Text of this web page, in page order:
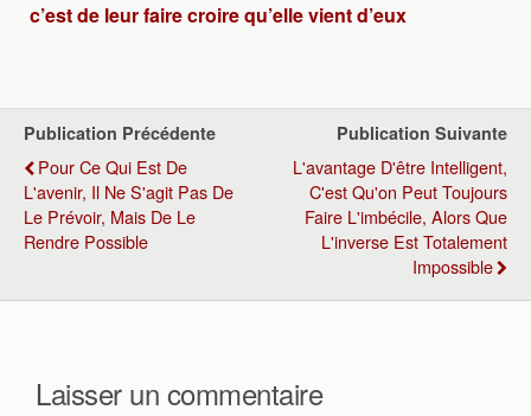
c’est de leur faire croire qu’elle vient d’eux
Publication Précédente
Pour Ce Qui Est De
L'avenir, Il Ne S'agit Pas De
Le Prévoir, Mais De Le
Rendre Possible
Publication Suivante
L'avantage D'être Intelligent,
C'est Qu'on Peut Toujours
Faire L'imbécile, Alors Que
L'inverse Est Totalement
Impossible
Laisser un commentaire